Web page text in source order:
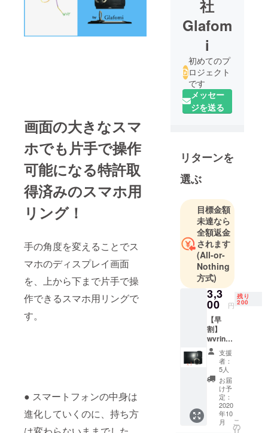
画面の大きなスマ
ホでも片手で操作
可能になる特許取
得済みのスマホ用
リング！
手の角度を変えることでス
マホのディスプレイ画面
を、上から下まで片手で操
作できるスマホ用リングで
す。
● スマートフォンの中身は
進化していくのに、持ち方
社
Glafom
i
初めてのプ
ロジェクト
です
メッセー
ジを送る
リターンを
選ぶ
目標金額
未達なら
全額返金
されます
(All-or-
Nothing
方式)
3,3
00 円
残り
200
【早
割】
wvring
ブ
ラッ
ク 1個
一般販
売予定
価格
¥4,400
（税
込）/
支援
者：
5人
お届
け予
定：
2020
年10
月
こ
の